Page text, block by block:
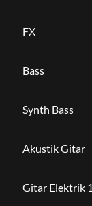
FX
Bass
Synth Bass
Akustik Gitar
Gitar Elektrik 1